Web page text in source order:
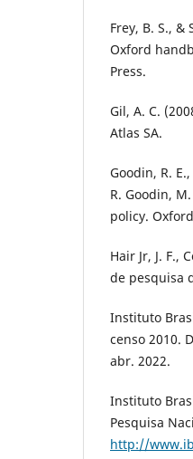
Frey, B. S.,
Oxford
Press.
Gil, A. C.
Atlas SA.
Goodin, R.
R. Goodin,
policy.
Hair Jr, J. F.,
de pesquisa
Instituto
censo 2010.
abr. 2022.
Instituto
Pesquisa
http://